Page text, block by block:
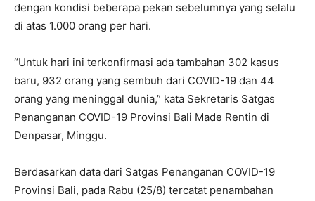
dengan kondisi beberapa pekan sebelumnya yang selalu
di atas 1.000 orang per hari.
“Untuk hari ini terkonfirmasi ada tambahan 302 kasus
baru, 932 orang yang sembuh dari COVID-19 dan 44
orang yang meninggal dunia,” kata Sekretaris Satgas
Penanganan COVID-19 Provinsi Bali Made Rentin di
Denpasar, Minggu.
Berdasarkan data dari Satgas Penanganan COVID-19
Provinsi Bali, pada Rabu (25/8) tercatat penambahan